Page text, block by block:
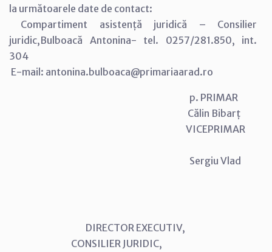
la următoarele date de contact:
Compartiment asistență juridică – Consilier
juridic,Bulboacă Antonina- tel. 0257/281.850, int.
304
E-mail: antonina.bulboaca@primariaarad.ro
p. PRIMAR
Călin Bibarț
VICEPRIMAR
Sergiu Vlad
DIRECTOR EXECUTIV,
CONSILIER JURIDIC,